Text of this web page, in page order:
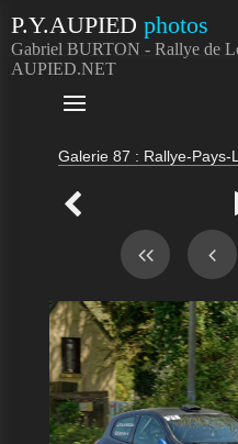
P.Y.AUPIED photos
Gabriel BURTON - Rallye de
AUPIED.NET

Galerie 87 : Rallye-Pays-
